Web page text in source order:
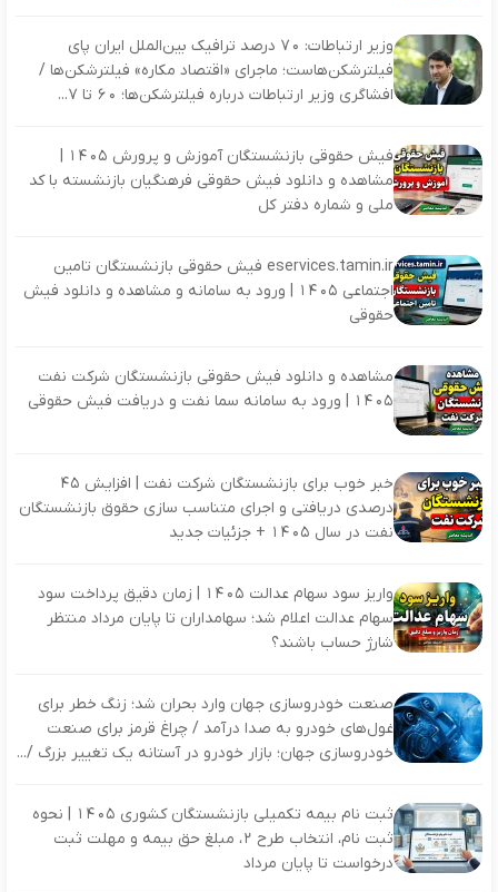
وزیر ارتباطات: ۷۰ درصد ترافیک بین‌الملل ایران پای
فیلترشکن‌هاست؛ ماجرای «اقتصاد مکاره» فیلترشکن‌ها /
افشاگری وزیر ارتباطات درباره فیلترشکن‌ها؛ ۶۰ تا ۷...
فیش حقوقی بازنشستگان آموزش و پرورش ۱۴۰۵ |
مشاهده و دانلود فیش حقوقی فرهنگیان بازنشسته با کد
ملی و شماره دفتر کل
eservices.tamin.ir فیش حقوقی بازنشستگان تامین
اجتماعی ۱۴۰۵ | ورود به سامانه و مشاهده و دانلود فیش
حقوقی
مشاهده و دانلود فیش حقوقی بازنشستگان شرکت نفت
۱۴۰۵ | ورود به سامانه سما نفت و دریافت فیش حقوقی
خبر خوب برای بازنشستگان شرکت نفت | افزایش ۴۵
درصدی دریافتی و اجرای متناسب سازی حقوق بازنشستگان
نفت در سال ۱۴۰۵ + جزئیات جدید
واریز سود سهام عدالت ۱۴۰۵ | زمان دقیق پرداخت سود
سهام عدالت اعلام شد؛ سهامداران تا پایان مرداد منتظر
شارژ حساب باشند؟
صنعت خودروسازی جهان وارد بحران شد؛ زنگ خطر برای
غول‌های خودرو به صدا درآمد / چراغ قرمز برای صنعت
خودروسازی جهان؛ بازار خودرو در آستانه یک تغییر بزرگ /...
ثبت نام بیمه تکمیلی بازنشستگان کشوری ۱۴۰۵ | نحوه
ثبت نام، انتخاب طرح ۲، مبلغ حق بیمه و مهلت ثبت
درخواست تا پایان مرداد